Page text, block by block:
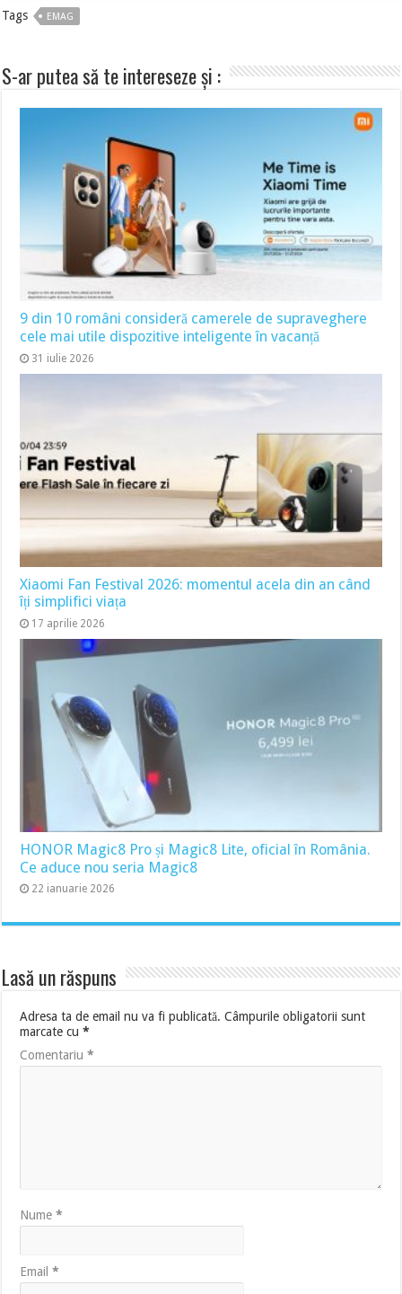
Tags EMAG
S-ar putea să te intereseze și :
9 din 10 români consideră camerele de supraveghere
cele mai utile dispozitive inteligente în vacanță
31 iulie 2026
Xiaomi Fan Festival 2026: momentul acela din an când
îți simplifici viața
17 aprilie 2026
HONOR Magic8 Pro și Magic8 Lite, oficial în România.
Ce aduce nou seria Magic8
22 ianuarie 2026
Lasă un răspuns
Adresa ta de email nu va fi publicată. Câmpurile obligatorii sunt
marcate cu*
Comentariu*
Nume*
Email*